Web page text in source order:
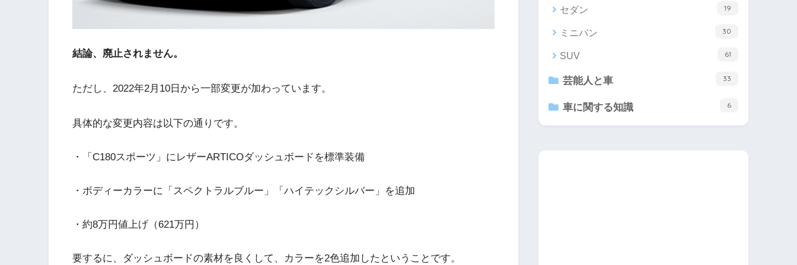
結論、廃止されません。
ただし、2022年2月10日から一部変更が加わっています。
具体的な変更内容は以下の通りです。
・「C180スポーツ」にレザーARTICOダッシュボードを標準装備
・ボディーカラーに「スペクトラルブルー」「ハイテックシルバー」を追加
・約8万円値上げ（621万円）
要するに、ダッシュボードの素材を良くして、カラーを2色追加したということです。
セダン 19
ミニバン 30
SUV 61
芸能人と車 33
車に関する知識 6